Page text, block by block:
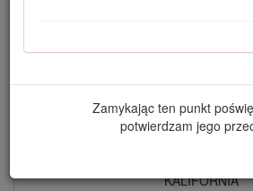
Zamykając ten punkt
potwierdzam jego
Środowiska (EPA) oraz prawa stanu
Egzemplarze zastępcze zamówić
KALIFORNIA